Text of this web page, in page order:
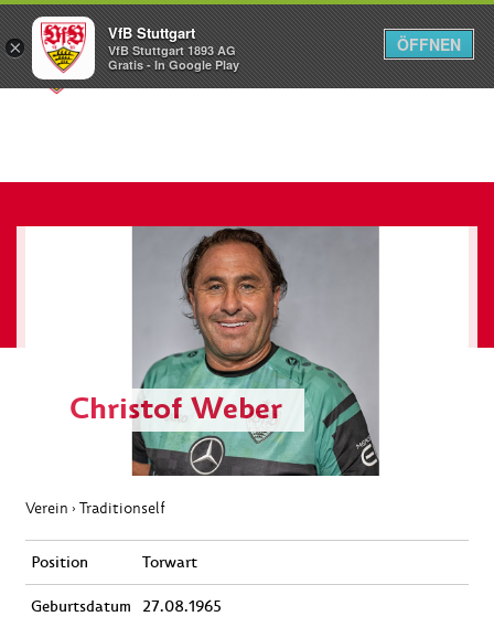
Menü
Christof Weber
Verein › Traditionself
Position Torwart
Geburtsdatum 27.08.1965
×
VfB Stuttgart
VfB Stuttgart 1893 AG
Gratis - In Google Play
ÖFFNEN